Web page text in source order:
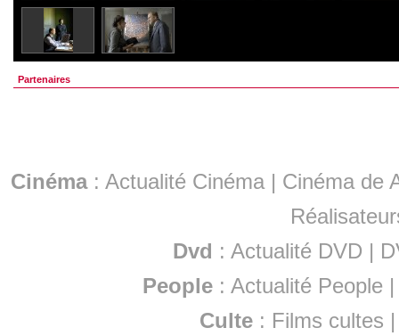
Partenaires
Cinéma: Actualité Cinéma | Cinéma de
Dvd : Actualité DVD |
People :Actualité People
Culte : Films cultes